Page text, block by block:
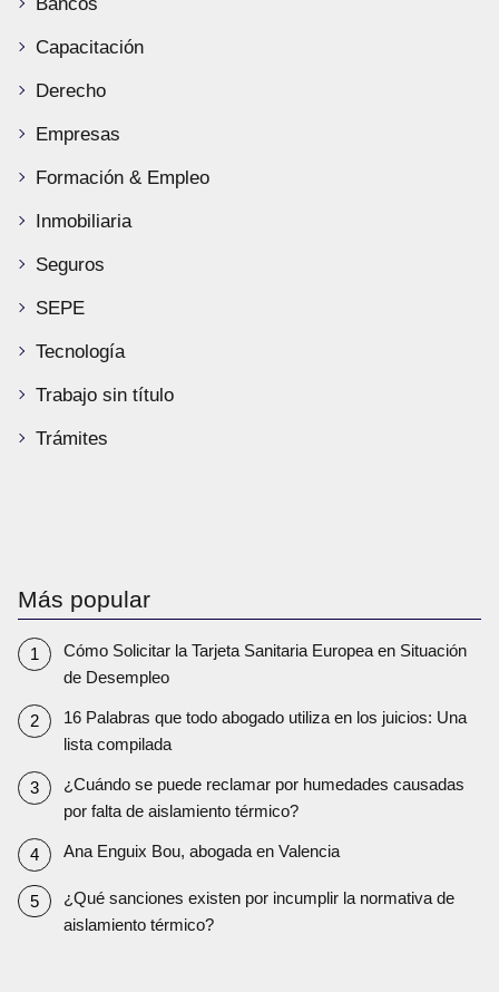
Capacitación
Derecho
Empresas
Formación & Empleo
Inmobiliaria
Seguros
SEPE
Tecnología
Trabajo sin título
Trámites
Más popular
Cómo Solicitar la Tarjeta Sanitaria Europea en Situación
de Desempleo
16 Palabras que todo abogado utiliza en los juicios: Una
lista compilada
¿Cuándo se puede reclamar por humedades causadas
por falta de aislamiento térmico?
Ana Enguix Bou, abogada en Valencia
¿Qué sanciones existen por incumplir la normativa de
aislamiento térmico?